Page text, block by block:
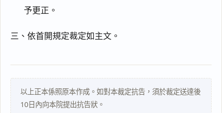
予更正。
三、依首開規定裁定如主文。
以上正本係照原本作成。如對本裁定抗告，須於裁定送達後
10日內向本院提出抗告狀。